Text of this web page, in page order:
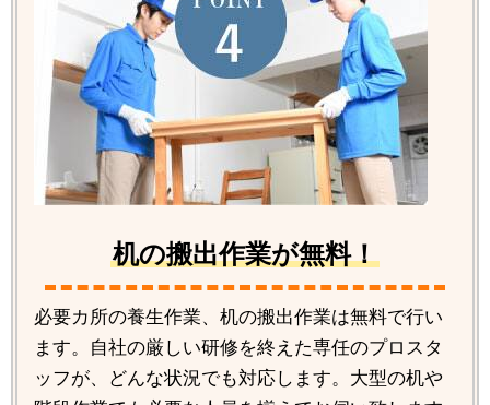
机の搬出作業が無料！
必要カ所の養生作業、机の搬出作業は無料で行い
ます。自社の厳しい研修を終えた専任のプロスタ
ッフが、どんな状況でも対応します。大型の机や